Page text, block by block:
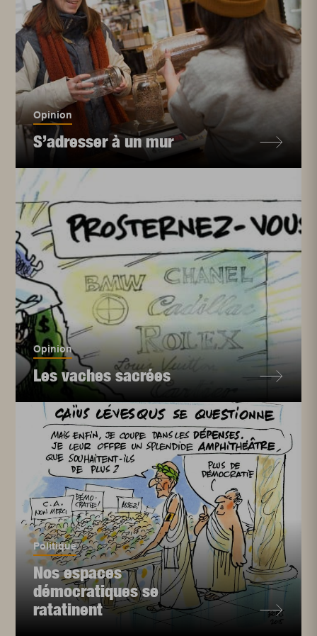
Opinion
S’adresser à un mur
Opinion
Les vaches sacrées
Politique
Nos espaces
démocratiques se
ratatinent